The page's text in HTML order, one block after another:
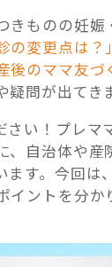
きものの妊娠
の変更点は
後のママ友づ
疑問が出てき
さい！プレマ
、自治体や産
ます。今回は
イントを分か